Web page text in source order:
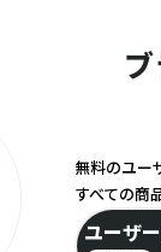
無料のユー
すべての商
ユーザ